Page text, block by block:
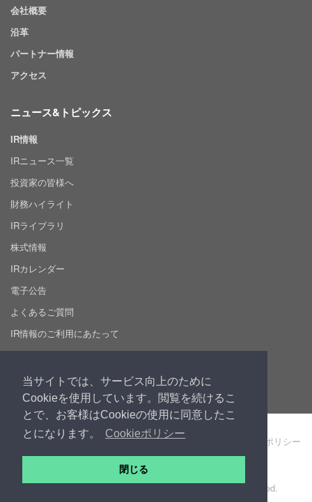
当サイトでは、サービス向上のために
Cookieを使用しています。閲覧を続けるこ
とで、お客様はCookieの使用に同意したこ
とになります。
Cookieポリシー
閉じる
会社概要
沿革
パートナー情報
アクセス
ニュース&トピックス
IR情報
IRニュース一覧
投資家の皆様へ
財務ハイライト
IRライブラリ
株式情報
IRカレンダー
電子公告
よくあるご質問
IR情報のご利用にあたって
製品・サービス利用規約 個人情報保護ポリシー
Cookie ポリシー
サイト利用規約
Copyright © 2026 株式会社プロシップ. All Rights Reserved.